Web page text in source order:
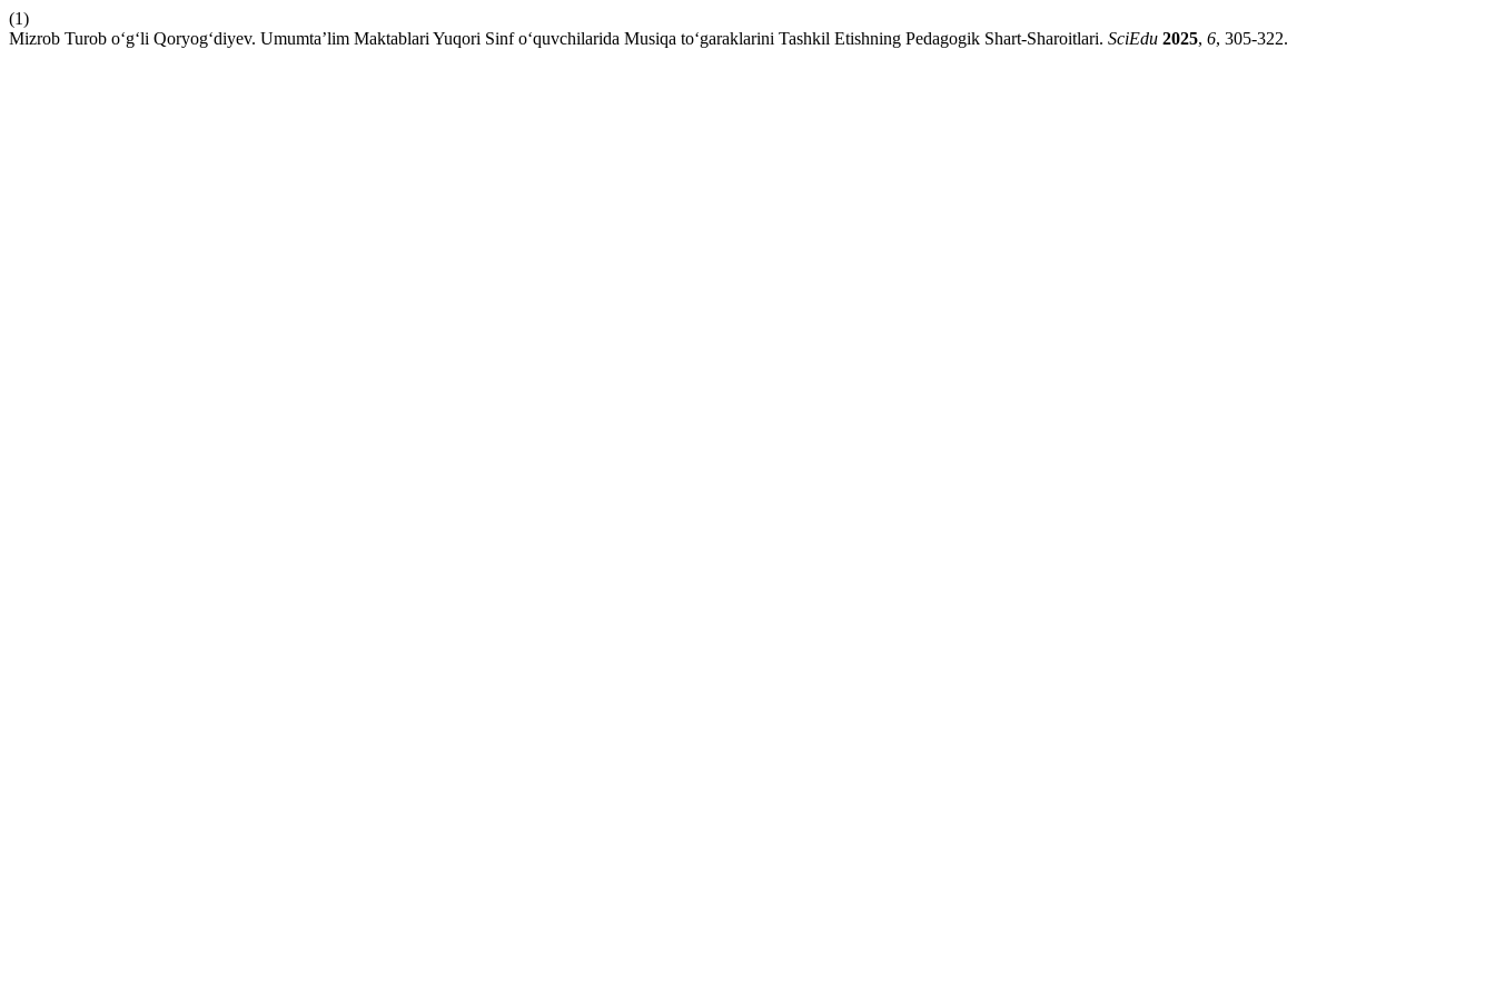
(1)
Mizrob Turob o‘g‘li Qoryog‘diyev. Umumta’lim Maktablari Yuqori Sinf o‘quvchilarida Musiqa to‘garaklarini Tashkil Etishning Pedagogik Shart-Sharoitlari. SciEdu 2025, 6, 305-322.